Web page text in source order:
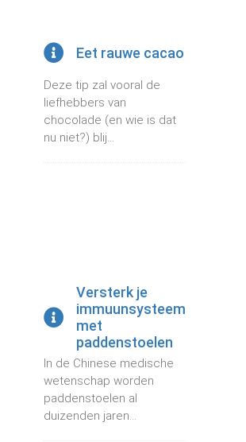
Eet rauwe cacao
Deze tip zal vooral de
liefhebbers van
chocolade (en wie is dat
nu niet?) blij...
Versterk je
immuunsysteem
met
paddenstoelen
In de Chinese medische
wetenschap worden
paddenstoelen al
duizenden jaren...
worden
Hierdoor
website-